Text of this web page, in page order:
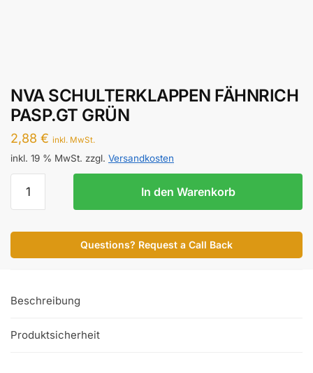
NVA SCHULTERKLAPPEN FÄHNRICH
PASP.GT GRÜN
2,88 € inkl. MwSt.
inkl. 19 % MwSt. zzgl. Versandkosten
SCHULTERKLAPPEN
PASP.GT
In den Warenkorb
Questions? Request a Call Back
Beschreibung
Produktsicherheit